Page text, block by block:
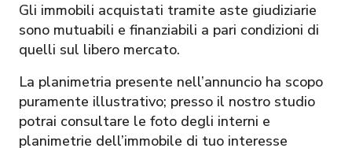
Gli immobili acquistati tramite aste giudiziarie
sono mutuabili e finanziabili a pari condizioni di
quelli sul libero mercato.
La planimetria presente nell’annuncio ha scopo
puramente illustrativo; presso il nostro studio
potrai consultare le foto degli interni e
planimetrie dell’immobile di tuo interesse